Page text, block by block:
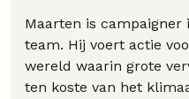
Maarten is campaigner
team. Hij voert actie
wereld waarin grote
ten koste van het